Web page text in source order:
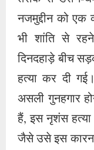
नजमुद्दीन को
भी शांति से
दिनदहाड़े बीच
हत्या कर दी
असली गुनहगार
हैं, इस नृशंस
जैसे उसे इस